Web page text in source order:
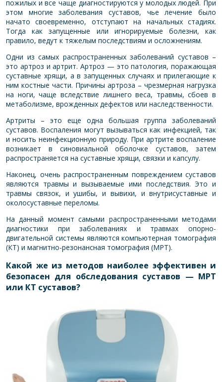
пожилых и все чаще диагностируются у молодых людей. При
этом многие заболевания суставов, чье лечение было
начато своевременно, отступают на начальных стадиях.
Тогда как запущенные или игнорируемые болезни, как
правило, ведут к тяжелым последствиям и осложнениям.
Одни из самых распространенных заболеваний суставов –
это артроз и артрит. Артроз — это патология, поражающая
суставные хрящи, а в запущенных случаях и прилегающие к
ним костные части. Причины артроза – чрезмерная нагрузка
на ноги, чаще вследствие лишнего веса, травмы, сбоев в
метаболизме, врожденных дефектов или наследственности.
Артриты – это еще одна большая группа заболеваний
суставов. Воспаления могут вызываться как инфекцией, так
и носить неинфекционную природу. При артрите воспаление
возникает в синовиальной оболочке суставов, затем
распространяется на суставные хрящи, связки и капсулу.
Наконец, очень распространенным повреждением суставов
являются травмы и вызываемые ими последствия. Это и
травмы связок, и ушибы, и вывихи, и внутрисуставные и
околосуставные переломы.
На данный момент самыми распространенными методами
диагностики при заболеваниях и травмах опорно-
двигательной системы являются компьютерная томография
(КТ) и магнитно-резонансная томография (МРТ).
Какой же из методов наиболее эффективен и
безопасен для обследования суставов — МРТ
или КТ суставов?